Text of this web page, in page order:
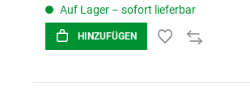
Auf Lager – sofort lieferbar
HINZUFÜGEN